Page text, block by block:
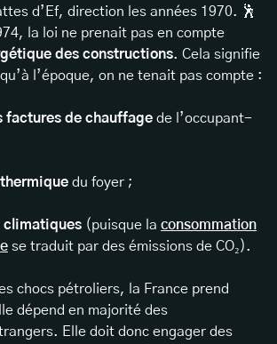
d’Ef, direction les années 1970. 🕺
la loi ne prenait pas en compte
des constructions. Cela signifie
l’époque, on ne tenait pas compte :
factures de chauffage de l’occupant-
du foyer ;
climatiques (puisque la consommation
se traduit par des émissions de CO₂).
chocs pétroliers, la France prend
dépend en majorité des
Elle doit donc engager des